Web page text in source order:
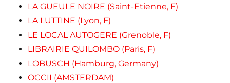
LA GUEULE NOIRE (Saint-Etienne, F)
LA LUTTINE (Lyon, F)
LE LOCAL AUTOGERE (Grenoble, F)
LIBRAIRIE QUILOMBO (Paris, F)
LOBUSCH (Hamburg, Germany)
OCCII (AMSTERDAM)